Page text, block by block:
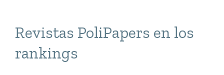
Revistas PoliPapers en los
rankings